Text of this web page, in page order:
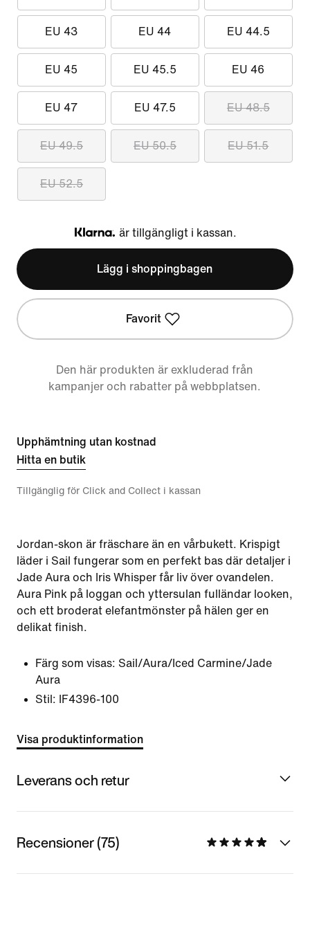
EU 43 EU 44 EU 44.5
EU 45 EU 45.5 EU 46
EU 47 EU 47.5 EU 48.5
EU 49.5 EU 50.5 EU 51.5
EU 52.5
Klarna
är tillgängligt i kassan.
Lägg i shoppingbagen
Favorit
Den här produkten är exkluderad från
kampanjer och rabatter på webbplatsen.
Upphämtning utan kostnad
Hitta en butik
Tillgänglig för Click and Collect i kassan
Jordan-skon är fräschare än en vårbukett. Krispigt
läder i Sail fungerar som en perfekt bas där detaljer i
Jade Aura och Iris Whisper får liv över ovandelen.
Aura Pink på loggan och yttersulan fulländar looken,
och ett broderat elefantmönster på hälen ger en
delikat finish.
Färg som visas: Sail/Aura/Iced Carmine/Jade
Aura
Stil:
IF4396-100
Visa produktinformation
Leverans och retur
Recensioner (75)